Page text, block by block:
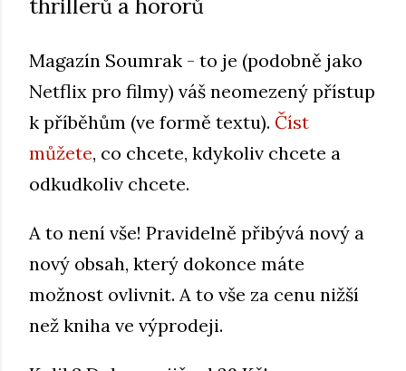
thrillerů a hororů
Magazín Soumrak - to je (podobně jako
Netflix pro filmy) váš neomezený přístup
k příběhům (ve formě textu). Číst
můžete, co chcete, kdykoliv chcete a
odkudkoliv chcete.
A to není vše! Pravidelně přibývá nový a
nový obsah, který dokonce máte
možnost ovlivnit. A to vše za cenu nižší
než kniha ve výprodeji.